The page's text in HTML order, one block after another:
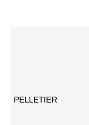
PELLETIER